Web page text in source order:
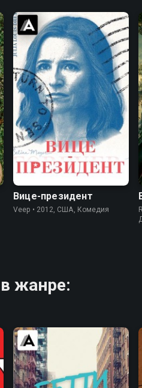
7.5 8.4
Вице-президент
Veep • 2012, США, Комедия
жанре: